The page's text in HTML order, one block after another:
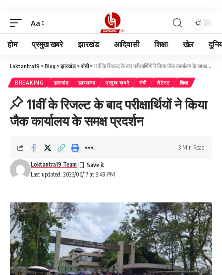
Aa
होम प्रमुख खबरे झारखंड आदिवासी शिक्षा खेल
Loktantra19 >Blog >झारखंड>रांची>11वीं के रिजल्ट के बाद परीक्षार्थियों ने किया जैक कार्यालय के समक्ष प्रदर्शन
BREAKING झारखंड झारखण्ड प्रमुख खबरे रांची लेटेस्ट शिक्षा
11वीं के रिजल्ट के बाद परीक्षार्थियों ने किया
जैक कार्यालय के समक्ष प्रदर्शन
Last updated: 2023/06/17 at 3:49 PM
Loktantra19 Team
3 Min Read